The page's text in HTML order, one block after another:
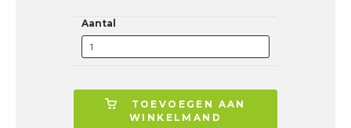
Aantal
TOEVOEGEN AAN
WINKELMAND